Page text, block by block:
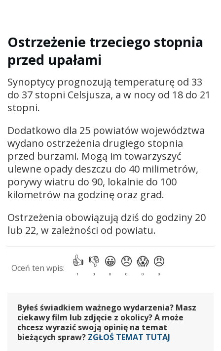
Ostrzeżenie trzeciego stopnia
przed upałami
Synoptycy prognozują temperaturę od 33
do 37 stopni Celsjusza, a w nocy od 18 do 21
stopni.
Dodatkowo dla 25 powiatów województwa
wydano ostrzeżenia drugiego stopnia
przed burzami. Mogą im towarzyszyć
ulewne opady deszczu do 40 milimetrów,
porywy wiatru do 90, lokalnie do 100
kilometrów na godzinę oraz grad.
Ostrzeżenia obowiązują dziś do godziny 20
lub 22, w zależności od powiatu.
Byłeś świadkiem ważnego wydarzenia? Masz
ciekawy film lub zdjęcie z okolicy? A może
chcesz wyrazić swoją opinię na temat
bieżących spraw? ZGŁOŚ TEMAT TUTAJ